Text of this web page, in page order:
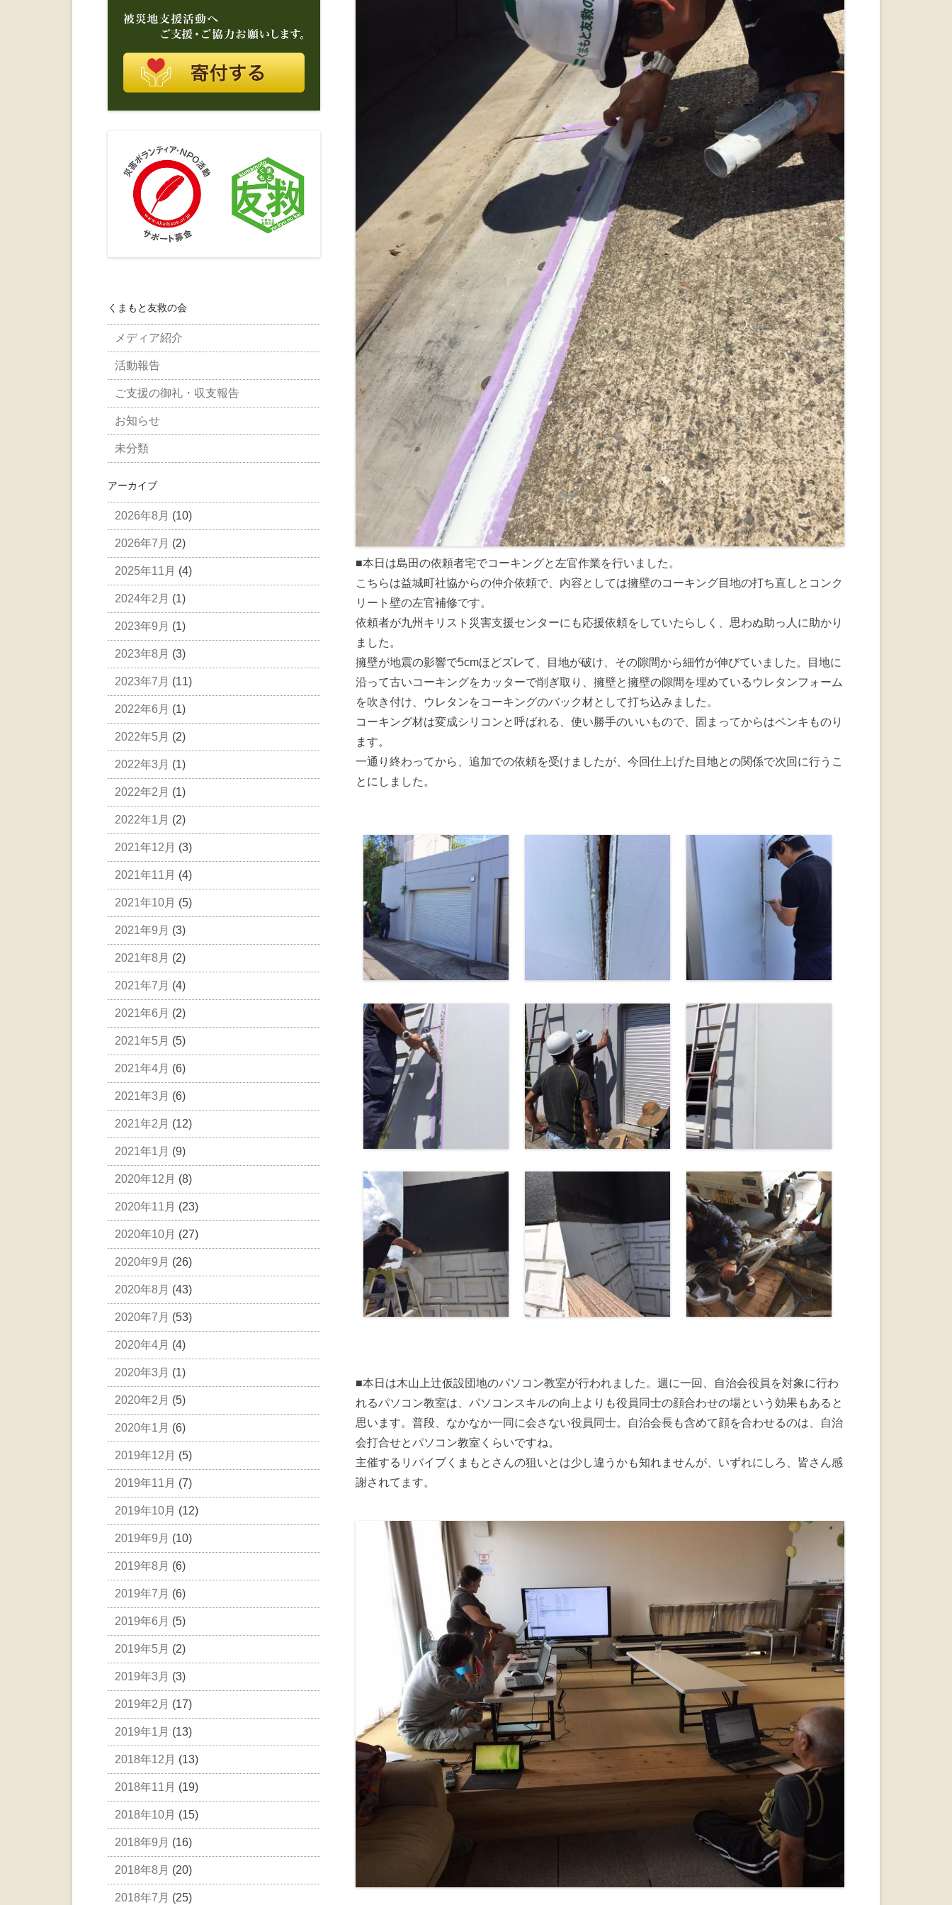
■本日は島田の依頼者宅でコーキングと左官作業を行いました。
こちらは益城町社協からの仲介依頼で、内容としては擁壁のコーキング目地の打ち直しとコンク
リート壁の左官補修です。
依頼者が九州キリスト災害支援センターにも応援依頼をしていたらしく、思わぬ助っ人に助かり
ました。
擁壁が地震の影響で5cmほどズレて、目地が破け、その隙間から細竹が伸びていました。目地に
沿って古いコーキングをカッターで削ぎ取り、擁壁と擁壁の隙間を埋めているウレタンフォーム
を吹き付け、ウレタンをコーキングのバック材として打ち込みました。
コーキング材は変成シリコンと呼ばれる、使い勝手のいいもので、固まってからはペンキものり
ます。
一通り終わってから、追加での依頼を受けましたが、今回仕上げた目地との関係で次回に行うこ
とにしました。
■本日は木山上辻仮設団地のパソコン教室が行われました。週に一回、自治会役員を対象に行わ
れるパソコン教室は、パソコンスキルの向上よりも役員同士の顔合わせの場という効果もあると
思います。普段、なかなか一同に会さない役員同士。自治会長も含めて顔を合わせるのは、自治
会打合せとパソコン教室くらいですね。
主催するリバイブくまもとさんの狙いとは少し違うかも知れませんが、いずれにしろ、皆さん感
謝されてます。
くまもと友救の会
メディア紹介
活動報告
ご支援の御礼・収支報告
お知らせ
未分類
アーカイブ
2026年8月 (10)
2026年7月 (2)
2025年11月 (4)
2024年2月 (1)
2023年9月 (1)
2023年8月 (3)
2023年7月 (11)
2022年6月 (1)
2022年5月 (2)
2022年3月 (1)
2022年2月 (1)
2022年1月 (2)
2021年12月 (3)
2021年11月 (4)
2021年10月 (5)
2021年9月 (3)
2021年8月 (2)
2021年7月 (4)
2021年6月 (2)
2021年5月 (5)
2021年4月 (6)
2021年3月 (6)
2021年2月 (12)
2021年1月 (9)
2020年12月 (8)
2020年11月 (23)
2020年10月 (27)
2020年9月 (26)
2020年8月 (43)
2020年7月 (53)
2020年4月 (4)
2020年3月 (1)
2020年2月 (5)
2020年1月 (6)
2019年12月 (5)
2019年11月 (7)
2019年10月 (12)
2019年9月 (10)
2019年8月 (6)
2019年7月 (6)
2019年6月 (5)
2019年5月 (2)
2019年3月 (3)
2019年2月 (17)
2019年1月 (13)
2018年12月 (13)
2018年11月 (19)
2018年10月 (15)
2018年9月 (16)
2018年8月 (20)
2018年7月 (25)